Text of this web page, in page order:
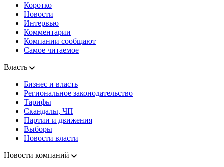
Коротко
Новости
Интервью
Комментарии
Компании сообщают
Самое читаемое
Власть
Бизнес и власть
Региональное законодательство
Тарифы
Скандалы, ЧП
Партии и движения
Выборы
Новости власти
Новости компаний